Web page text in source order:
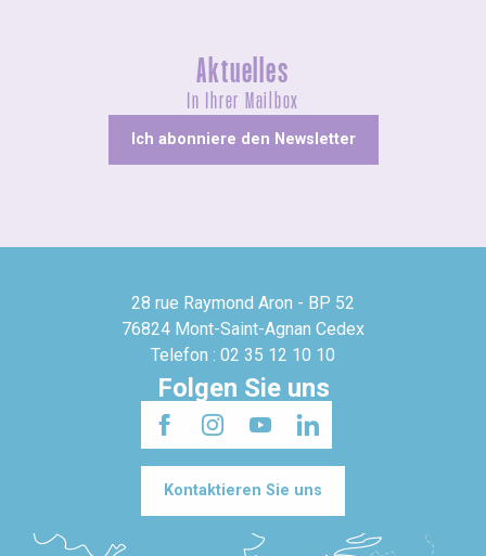
Aktuelles
In Ihrer Mailbox
Ich abonniere den Newsletter
28 rue Raymond Aron - BP 52
76824 Mont-Saint-Agnan Cedex
Telefon : 02 35 12 10 10
Folgen Sie uns
Kontaktieren Sie uns